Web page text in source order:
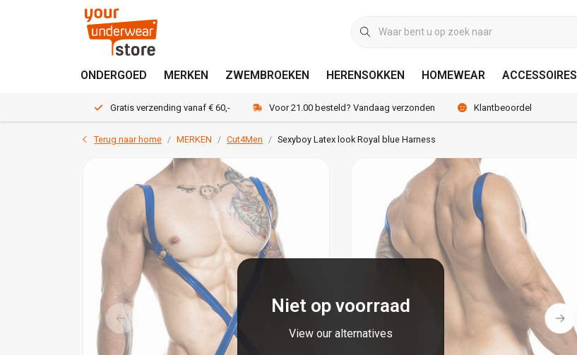
ONDERGOED MERKEN ZWEMBROEKEN HERENSOKKEN HOMEWEAR ACCESSOIRES
Gratis verzending vanaf € 60,- Voor 21.00 besteld? Vandaag verzonden Klantbeoordeling 8.9 / 10
Terug naar home MERKEN Cut4Men Sexyboy Latex look Royal blue Harness
Niet op voorraad
View our alternatives